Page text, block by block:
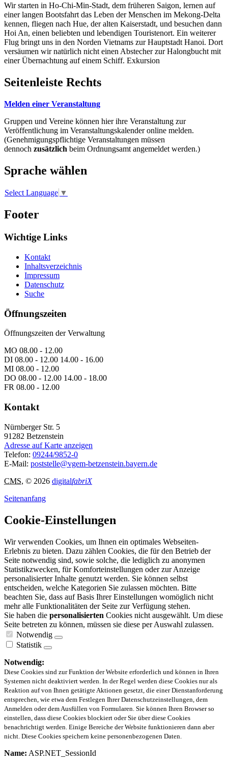
Wir starten in Ho-Chi-Min-Stadt, dem früheren Saigon, lernen auf
einer langen Bootsfahrt das Leben der Menschen im Mekong-Delta
kennen, fliegen nach Hue, der alten Kaiserstadt, und besuchen dann
Hoi An, einen beliebten und lebendigen Touristenort. Ein weiterer
Flug bringt uns in den Norden Vietnams zur Hauptstadt Hanoi. Dort
versäumen wir natürlich nicht einen Abstecher zur Halongbucht mit
einer Übernachtung auf einem Schiff. Exkursion
Seitenleiste Rechts
Melden einer Veranstaltung
Gruppen und Vereine können hier ihre Veranstaltung zur
Veröffentlichung im Veranstaltungskalender online melden.
(Genehmigungspflichtige Veranstaltungen müssen
dennoch zusätzlich beim Ordnungsamt angemeldet werden.)
Sprache wählen
Select Language ▼
Footer
Wichtige Links
Kontakt
Inhaltsverzeichnis
Impressum
Datenschutz
Suche
Öffnungszeiten
Öffnungszeiten der Verwaltung
MO 08.00 - 12.00
DI 08.00 - 12.00 14.00 - 16.00
MI 08.00 - 12.00
DO 08.00 - 12.00 14.00 - 18.00
FR 08.00 - 12.00
Kontakt
Nürnberger Str. 5
91282 Betzenstein
Adresse auf Karte anzeigen
Telefon: 09244/9852-0
E-Mail: poststelle@vgem-betzenstein.bayern.de
CMS, © 2026 digitalfabriX
Seitenanfang
Cookie-Einstellungen
Wir verwenden Cookies, um Ihnen ein optimales Webseiten-
Erlebnis zu bieten. Dazu zählen Cookies, die für den Betrieb der
Seite notwendig sind, sowie solche, die lediglich zu anonymen
Statistikzwecken, für Komforteinstellungen oder zur Anzeige
personalisierter Inhalte genutzt werden. Sie können selbst
entscheiden, welche Kategorien Sie zulassen möchten. Bitte
beachten Sie, dass auf Basis Ihrer Einstellungen womöglich nicht
mehr alle Funktionalitäten der Seite zur Verfügung stehen.
Sie haben die personalisierten Cookies nicht ausgewählt. Um diese
Seite betreten zu können, müssen sie diese per Auswahl zulassen.
Notwendig
Statistik
Notwendig:
Diese Cookies sind zur Funktion der Website erforderlich und können in Ihren
Systemen nicht deaktiviert werden. In der Regel werden diese Cookies nur als
Reaktion auf von Ihnen getätigte Aktionen gesetzt, die einer Dienstanforderung
entsprechen, wie etwa dem Festlegen Ihrer Datenschutzeinstellungen, dem
Anmelden oder dem Ausfüllen von Formularen. Sie können Ihren Browser so
einstellen, dass diese Cookies blockiert oder Sie über diese Cookies
benachrichtigt werden. Einige Bereiche der Website funktionieren dann aber
nicht. Diese Cookies speichern keine personenbezogenen Daten.
Name: ASP.NET_SessionId